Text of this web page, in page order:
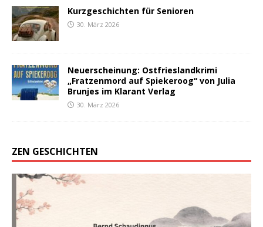
Kurzgeschichten für Senioren
30. März 2026
Neuerscheinung: Ostfrieslandkrimi
„Fratzenmord auf Spiekeroog“ von Julia
Brunjes im Klarant Verlag
30. März 2026
ZEN GESCHICHTEN